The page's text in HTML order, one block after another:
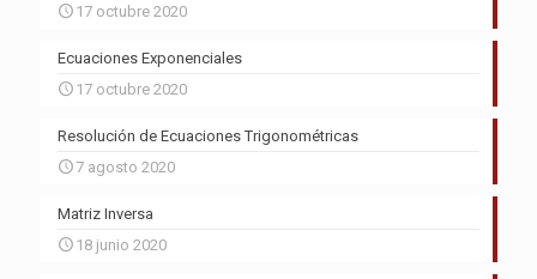
17 octubre 2020
Ecuaciones Exponenciales
17 octubre 2020
Resolución de Ecuaciones Trigonométricas
7 agosto 2020
Matriz Inversa
18 junio 2020